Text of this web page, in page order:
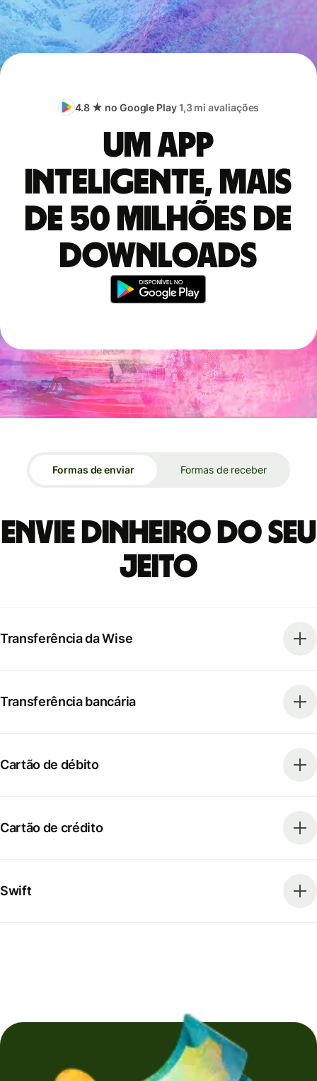
4.8 ★ no Google Play1,3 mi avaliações
Um app
inteligente, mais
de 50 milhões de
downloads
Formas de enviar Formas de receber
Envie dinheiro do seu
jeito
Transferência da Wise
Transferência bancária
Cartão de débito
Cartão de crédito
Swift